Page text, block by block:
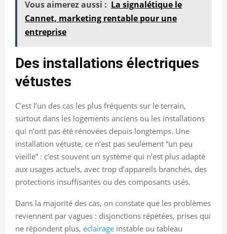
Vous aimerez aussi : La signalétique le
Cannet, marketing rentable pour une
entreprise
Des installations électriques
vétustes
C’est l’un des cas les plus fréquents sur le terrain,
surtout dans les logements anciens ou les installations
qui n’ont pas été rénovées depuis longtemps. Une
installation vétuste, ce n’est pas seulement “un peu
vieille” : c’est souvent un système qui n’est plus adapté
aux usages actuels, avec trop d’appareils branchés, des
protections insuffisantes ou des composants usés.
Dans la majorité des cas, on constate que les problèmes
reviennent par vagues : disjonctions répétées, prises qui
ne répondent plus, éclairage instable ou tableau